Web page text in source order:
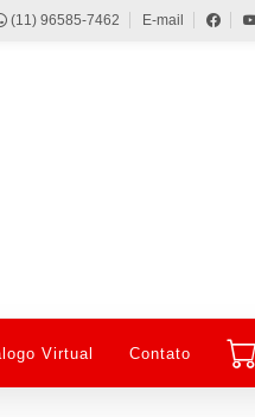
(11) 96585-7462 E-mail
Virtual Contato